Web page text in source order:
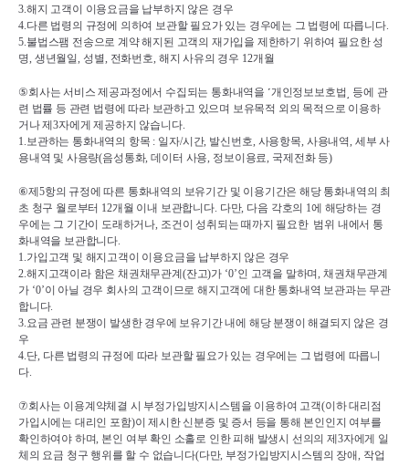
3.해지 고객이 이용요금을 납부하지 않은 경우
4.다른 법령의 규정에 의하여 보관할 필요가 있는 경우에는 그 법령에 따릅니다.
5.불법스팸 전송으로 계약 해지된 고객의 재가입을 제한하기 위하여 필요한 성
명, 생년월일, 성별, 전화번호, 해지 사유의 경우 12개월
⑤회사는 서비스 제공과정에서 수집되는 통화내역을 ˹개인정보보호법
등에 관
련 법률 등 관련 법령에 따라 보관하고 있으며 보유목적 외의 목적으로 이용하
거나 제3자에게 제공하지 않습니다.
1.보관하는 통화내역의 항목 : 일자/시간, 발신번호, 사용항목, 사용내역, 세부 사
용내역 및 사용량(음성통화, 데이터 사용, 정보이용료, 국제전화 등)
⑥제 5항의 규정에 따른 통화내역의 보유기간 및 이용기간은 해당 통화내역의 최
초 청구 월로부터 12개월 이내 보관합니다. 다만, 다음 각호의 1에 해당하는 경
우에는 그 기간이 도래하거나, 조건이 성취되는 때까지 필요한  범위 내에서 통
화내역을 보관합니다.
1.가입고객 및 해지고객이 이용요금을 납부하지 않은 경우
2.해지고객이라 함은 채권채무관계 (잔고)가 ‘0’인 고객을 말하며, 채권채무관계
가 ‘0’이 아닐 경우 회사의 고객이므로 해지고객에 대한 통화내역 보관과는 무관
합니다.
3.요금 관련 분쟁이 발생한 경우에 보유기간 내에 해당 분쟁이 해결되지 않은 경
우
4.단, 다른 법령의 규정에 따라 보관할 필요가 있는 경우에는 그 법령에 따릅니
다.
⑦회사는 이용계약체결 시 부정가입방지시스템을 이용하여 고객(이하 대리점
가입시에는 대리인 포함)이 제시한 신분증 및 증서 등을 통해 본인인지 여부를
확인하여야 하며, 본인 여부 확인 소홀로 인한 피해 발생시 선의의 제 3자에게 일
체의 요금 청구 행위를 할 수 없습니다(다만, 부정가입방지시스템의 장애, 작업